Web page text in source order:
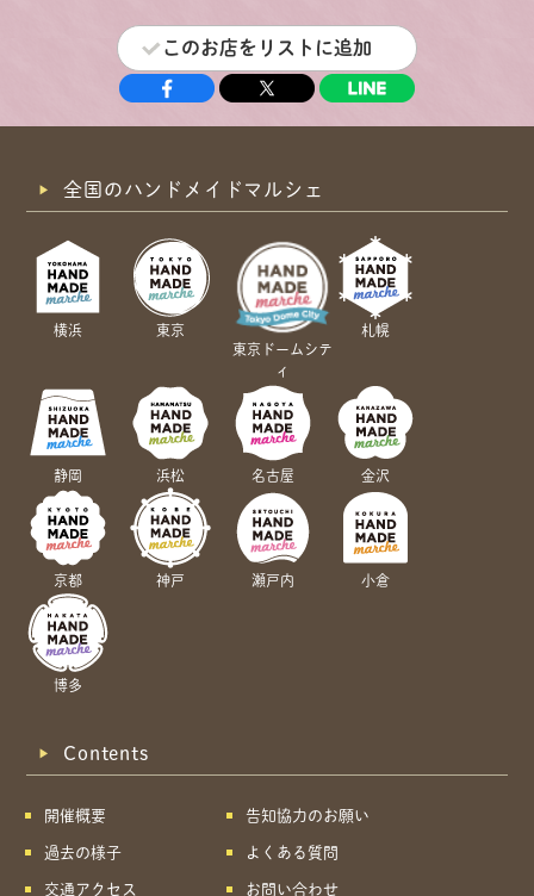
このお店をリストに追加
全国のハンドメイドマルシェ
横浜
東京
東京ドームシテ
ィ
札幌
静岡 浜松 名古屋 金沢
京都 神戸 瀬戸内 小倉
博多
Contents
開催概要
過去の様子
交通アクセス
告知協力のお願い
よくある質問
お問い合わせ